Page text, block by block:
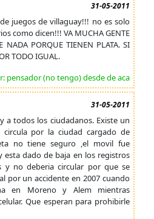
31-05-2011
juegos de villaguay!!! no es solo
como dicen!!! VA MUCHA GENTE
NADA PORQUE TIENEN PLATA. SI
TODO IGUAL.
pensador (no tengo) desde de aca
31-05-2011
a todos los ciudadanos. Existe un
por la ciudad cargado de
no tiene seguro ,el movil fue
esta dado de baja en los registros
y no deberia circular por que se
por un accidente en 2007 cuando
en Moreno y Alem mientras
Que esperan para prohibirle